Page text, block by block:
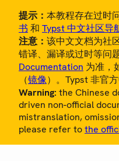
提示： 本教程存在过时
书 和 Typst 中文社区导
注意： 该中文文档为社
错译、漏译或过时等问
Documentation 为准，
（镜像）。Typst 非官
Warning: the Chinese
driven non-official
mistranslation,
please refer tothe
概览
教程